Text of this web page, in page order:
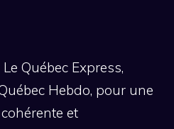
Québec Express,
Hebdo, pour une
et